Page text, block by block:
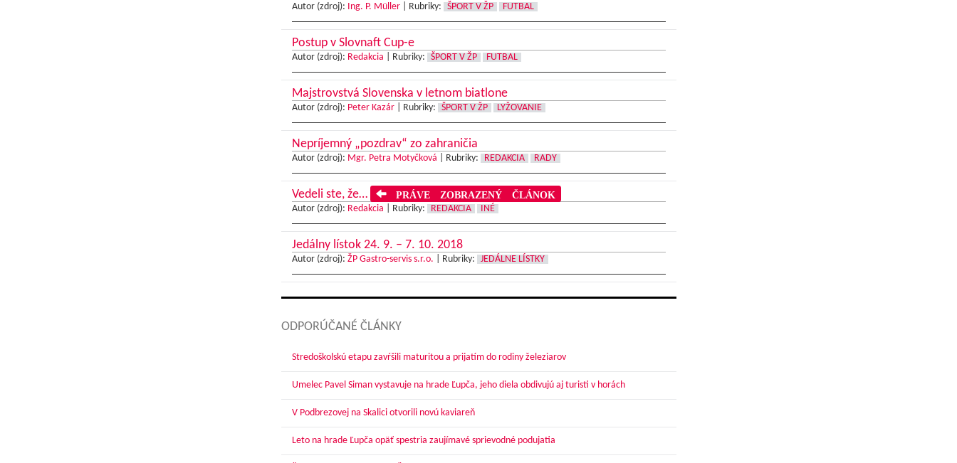
Autor (zdroj): Ing. P. Müller| Rubriky: ŠPORT V ŽP FUTBAL
Postup v Slovnaft Cup-e
Autor (zdroj): Redakcia Rubriky: ŠPORT V ŽP FUTBAL
Majstrovstvá Slovenska v letnom biatlone
Autor (zdroj): Peter Kazár| Rubriky: ŠPORT V ŽP LYŽOVANIE
Nepríjemný „pozdrav“ zo zahraničia
Autor (zdroj): Mgr. Petra Motyčková Rubriky: REDAKCIA RADY
Vedeli ste, že… PRÁVE ZOBRAZENÝ ČLÁNOK
Autor (zdroj): Redakcia Rubriky: REDAKCIA INÉ
Jedálny lístok 24. 9. – 7. 10. 2018
Autor (zdroj): ŽP Gastro-servis s.r.o. Rubriky: JEDÁLNE LÍSTKY
ODPORÚČANÉ ČLÁNKY
Stredoškolskú etapu zavŕšili maturitou a prijatím do rodiny železiarov
Umelec Pavel Siman vystavuje na hrade Ľupča, jeho diela obdivujú aj turisti v horách
V Podbrezovej na Skalici otvorili novú kaviareň
Leto na hrade Ľupča opäť spestria zaujímavé sprievodné podujatia